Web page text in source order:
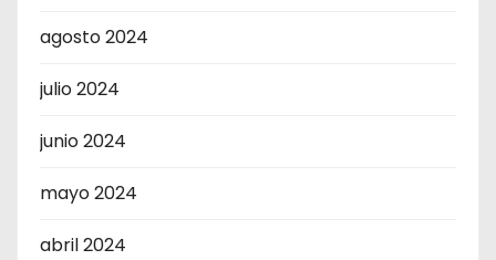
agosto 2024
julio 2024
junio 2024
mayo 2024
abril 2024